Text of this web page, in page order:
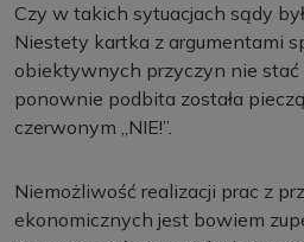
Czy w takich sytuacjach sądy
Niestety kartka z argumentami
obiektywnych przyczyn nie stać
ponownie podbita została
czerwonym „NIE!”.
Niemożliwość realizacji prac z
ekonomicznych jest bowiem